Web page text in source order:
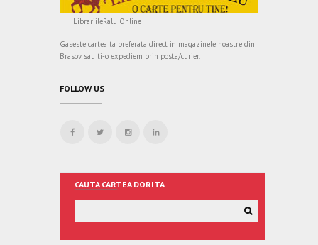
LibrariileRalu Online
Gaseste cartea ta preferata direct in magazinele noastre din
Brasov sau ti-o expediem prin posta/curier.
FOLLOW US
CAUTA CARTEA DORITA